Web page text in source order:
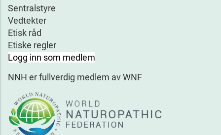
Sentralstyre
Vedtekter
Etisk råd
Etiske regler
Logg inn som medlem
NNH er fullverdig medlem av WNF